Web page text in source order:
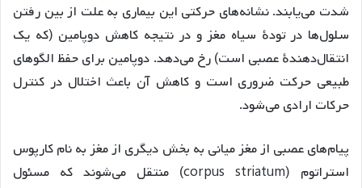
شدت می‌یابند. نشانه‌های حرکتی این بیماری به علت از بین رفتن
سلول‌ها در تودهٔ سیاه مغز و در نتیجه کاهش دوپامین (که یک
انتقال‌دهندهٔ عصبی است) رخ می‌دهد. دوپامین برای حفظ الگوهای
طبیعی حرکت ضروری است و کاهش آن باعث اختلال در کنترل
حرکات ارادی می‌شود.
پیام‌های عصبی از مغز میانی به بخش دیگری از مغز به نام کارپوس
استراتوم (corpus striatum) منتقل می‌شوند که مسئول